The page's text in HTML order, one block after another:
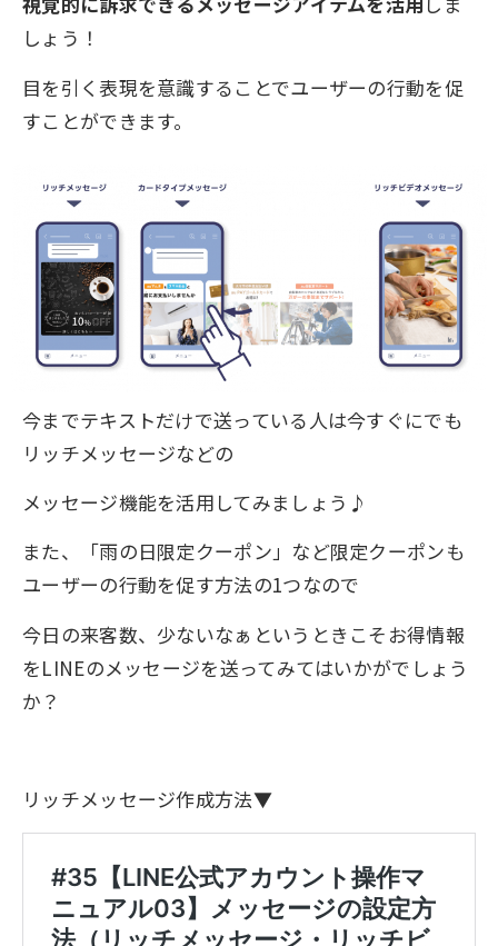
しょう！
目を引く表現を意識することでユーザーの行動を促
すことができます。
今までテキストだけで送っている人は今すぐにでも
リッチメッセージなどの
メッセージ機能を活用してみましょう♪
また、「雨の日限定クーポン」など限定クーポンも
ユーザーの行動を促す方法の1つなので
今日の来客数、少ないなぁというときこそお得情報
をLINEのメッセージを送ってみてはいかがでしょう
か？
リッチメッセージ作成方法▼